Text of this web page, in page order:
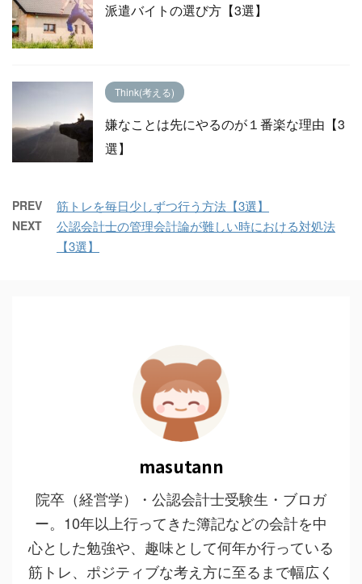
派遣バイトの選び方【3選】
Think(考える)
嫌なことは先にやるのが１番楽な理由【3
選】
PREV 筋トレを毎日少しずつ行う方法【3選】
NEXT
公認会計士の管理会計論が難しい時における対処法
【3選】
masutann
院卒（経営学）・公認会計士受験生・ブロガ
ー。10年以上行ってきた簿記などの会計を中
心とした勉強や、趣味として何年か行っている
筋トレ、ポジティブな考え方に至るまで幅広く